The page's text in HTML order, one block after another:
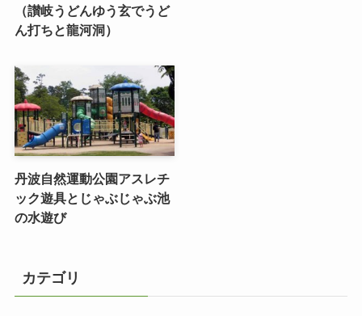
（讃岐うどんゆう玄でうど
ん打ちと龍河洞）
丹波自然運動公園アスレチ
ック遊具とじゃぶじゃぶ池
の水遊び
カテゴリ